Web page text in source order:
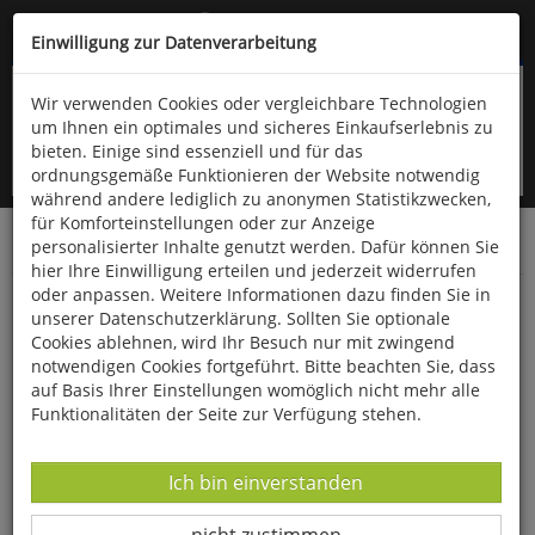
Kompletten Head der Seite überspringen
oder (06766) 9323-960
Startseite Bücher Biologie allgemein Botanik
Faszinierende Pflanzenpilze
Einwilligung zur Datenverarbeitung
Wir verwenden Cookies oder vergleichbare Technologien
um Ihnen ein optimales und sicheres Einkaufserlebnis zu
bieten. Einige sind essenziell und für das
ordnungsgemäße Funktionieren der Website notwendig
während andere lediglich zu anonymen Statistikzwecken,
für Komforteinstellungen oder zur Anzeige
personalisierter Inhalte genutzt werden. Dafür können Sie
hier Ihre Einwilligung erteilen und jederzeit widerrufen
oder anpassen. Weitere Informationen dazu finden Sie in
unserer Datenschutzerklärung. Sollten Sie optionale
Cookies ablehnen, wird Ihr Besuch nur mit zwingend
notwendigen Cookies fortgeführt. Bitte beachten Sie, dass
auf Basis Ihrer Einstellungen womöglich nicht mehr alle
Funktionalitäten der Seite zur Verfügung stehen.
Datenverarbeitung -
Ich bin einverstanden